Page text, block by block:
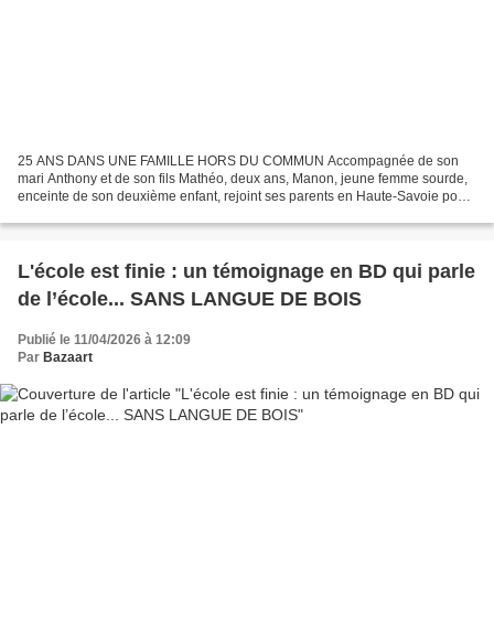
25 ANS DANS UNE FAMILLE HORS DU COMMUN Accompagnée de son
mari Anthony et de son fils Mathéo, deux ans, Manon, jeune femme sourde,
enceinte de son deuxième enfant, rejoint ses parents en Haute-Savoie pour
L'école est finie : un témoignage en BD qui parle
de l’école... SANS LANGUE DE BOIS
Publié le 11/04/2026 à 12:09
Par Bazaart